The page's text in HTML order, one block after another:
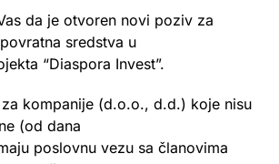
da je otvoren novi poziv za
sredstva u
“Diaspora Invest”.
kompanije (d.o.o., d.d.) koje nisu
(od dana
poslovnu vezu sa članovima